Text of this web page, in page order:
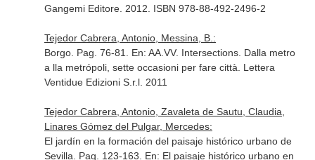
Gangemi Editore. 2012. ISBN 978-88-492-2496-2
Tejedor Cabrera, Antonio, Messina, B.:
Borgo. Pag. 76-81. En: AA.VV. Intersections. Dalla metro
a lla metrópoli, sette occasioni per fare città . Lettera
Ventidue Edizioni S.r.l. 2011
Tejedor Cabrera, Antonio, Zavaleta de Sautu, Claudia,
Linares Gómez del Pulgar, Mercedes:
El jardín en la formación del paisaje histórico urbano de
Sevilla. Pag. 123-163. En: El paisaje histórico urbano en